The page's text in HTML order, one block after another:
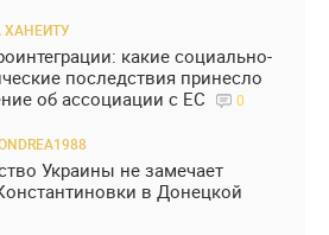
ХАНЕИТУ
какие социально-
последствия принесло
об ассоциации с ЕС
0
Украины не замечает
в Донецкой